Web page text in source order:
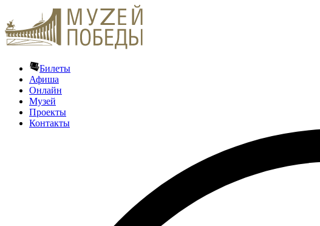
Билеты
Афиша
Онлайн
Музей
Проекты
Контакты